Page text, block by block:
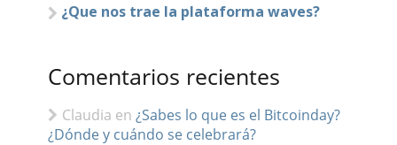
¿Que nos trae la plataforma waves?
Comentarios recientes
Claudia en ¿Sabes lo que es el Bitcoinday?
¿Dónde y cuándo se celebrará?